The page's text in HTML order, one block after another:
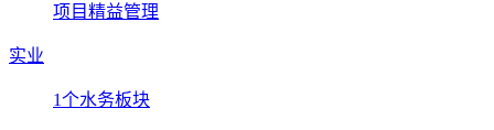
项目精益管理
实业
1个水务板块